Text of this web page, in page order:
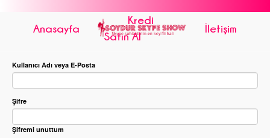
Anasayfa
Kredi
Satın Al
İletişim
Kullanıcı Adı veya E-Posta
Şifre
Şifremi unuttum